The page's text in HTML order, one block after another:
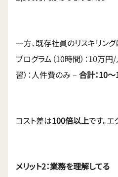
一方、既存社員のリスキリン
プログラム（10時間）：10万
習）：人件費のみ – 合計：10
コスト差は100倍以上です。エ
メリット2：業務を理解してる